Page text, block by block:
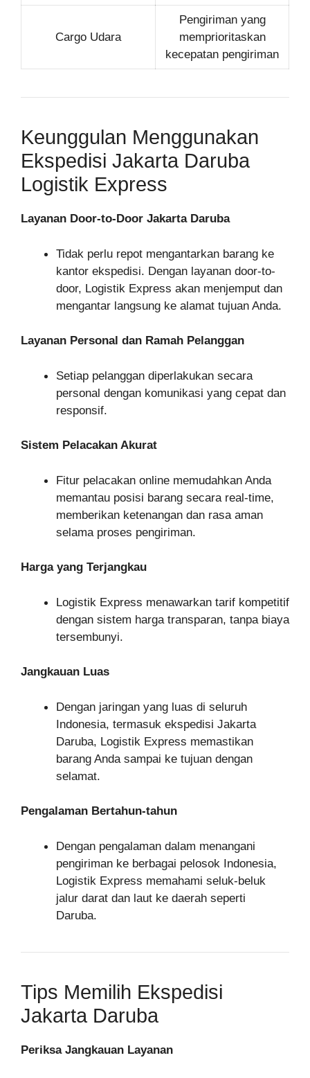
Cargo Udara
Pengiriman yang
memprioritaskan
kecepatan pengiriman
Keunggulan Menggunakan
Ekspedisi Jakarta Daruba
Logistik Express
Layanan Door-to-Door Jakarta Daruba
Tidak perlu repot mengantarkan barang ke
kantor ekspedisi. Dengan layanan door-to-
door, Logistik Express akan menjemput dan
mengantar langsung ke alamat tujuan Anda.
Layanan Personal dan Ramah Pelanggan
Setiap pelanggan diperlakukan secara
personal dengan komunikasi yang cepat dan
responsif.
Sistem Pelacakan Akurat
Fitur pelacakan online memudahkan Anda
memantau posisi barang secara real-time,
memberikan ketenangan dan rasa aman
selama proses pengiriman.
Harga yang Terjangkau
Logistik Express menawarkan tarif kompetitif
dengan sistem harga transparan, tanpa biaya
tersembunyi.
Jangkauan Luas
Dengan jaringan yang luas di seluruh
Indonesia, termasuk ekspedisi Jakarta
Daruba, Logistik Express memastikan
barang Anda sampai ke tujuan dengan
selamat.
Pengalaman Bertahun-tahun
Dengan pengalaman dalam menangani
pengiriman ke berbagai pelosok Indonesia,
Logistik Express memahami seluk-beluk
jalur darat dan laut ke daerah seperti
Daruba.
Tips Memilih Ekspedisi
Jakarta Daruba
Periksa Jangkauan Layanan